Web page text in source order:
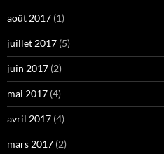
août 2017 (1)
juillet 2017 (5)
juin 2017 (2)
mai 2017 (4)
avril 2017 (4)
mars 2017 (2)